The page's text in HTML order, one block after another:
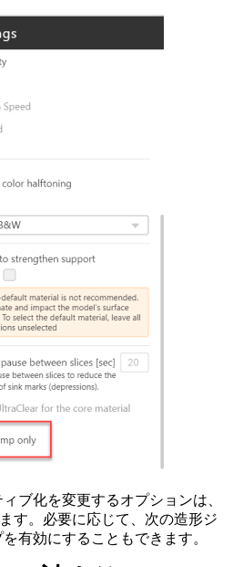
ブ化を変更するオプションは、
す。必要に応じて、次の造形ジ
有効にすることもできます。